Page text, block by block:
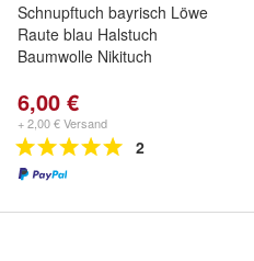
Schnupftuch bayrisch Löwe
Raute blau Halstuch
Baumwolle Nikituch
6,00 €
+ 2,00 € Versand
2